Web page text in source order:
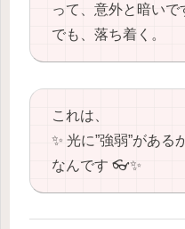
って、意外と暗いで
でも、落ち着く。
これは、
✨ 光に”強弱”がある
なんです 👓✨